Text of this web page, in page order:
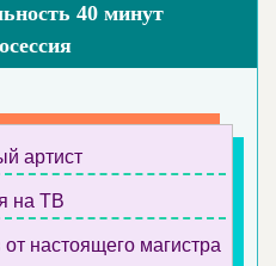
40 минут
артист
на ТВ
настоящего магистра